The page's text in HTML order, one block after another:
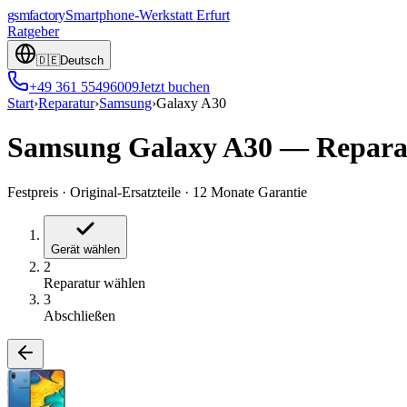
gsmfactorySmartphone-Werkstatt Erfurt
Ratgeber
🇩🇪Deutsch
+49 361 55496009Jetzt buchen
Start›Reparatur›Samsung›Galaxy A30
Samsung Galaxy A30 —
Festpreis · Original-Ersatzteile · 12 Monate Garantie
Gerät wählen
2
Reparatur wählen
3
Abschließen